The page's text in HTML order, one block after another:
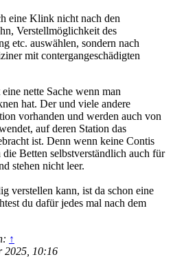
eine Klink nicht nach den
Verstellmöglichkeit des
etc. auswählen, sondern nach
mit contergangeschädigten
nette Sache wenn man
hat. Der und viele andere
vorhanden und werden auch von
auf deren Station das
ist. Denn wenn keine Contis
Betten selbstverständlich auch für
stehen nicht leer.
verstellen kann, ist da schon eine
du dafür jedes mal nach dem
↑
2025, 10:16